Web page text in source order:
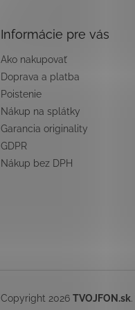
Informácie pre vás
Ako nakupovať
Doprava a platba
Poistenie
Nákup na splátky
Garancia originality
GDPR
Nákup bez DPH
Copyright 2026 TVOJFON.sk